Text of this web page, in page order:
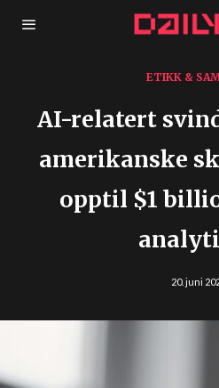
ETIKK &
AI-relatert
amerikanske
opptil $1
20. juni